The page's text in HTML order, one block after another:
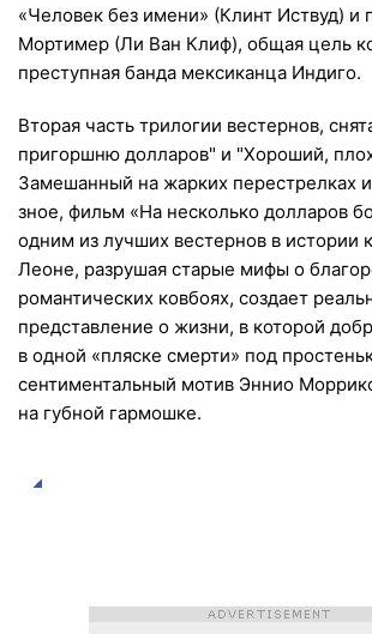
«Человек без имени» (Клинт Иствуд) и
Мортимер (Ли Ван Клиф), общая цель
преступная банда мексиканца Индиго.
Вторая часть трилогии вестернов,
пригоршню долларов" и "Хороший,
Замешанный на жарких перестрелках
зное, фильм «На несколько долларов
одним из лучших вестернов в истории
Леоне, разрушая старые мифы о
романтических ковбоях, создает
представление о жизни, в которой
в одной «пляске смерти» под
сентиментальный мотив Эннио
на губной гармошке.